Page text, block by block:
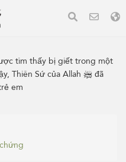
tìm thấy bị giết trong một
em